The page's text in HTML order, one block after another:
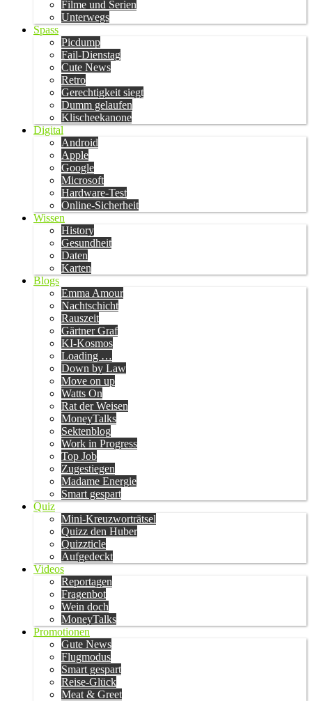
Filme und Serien
Unterwegs
Spass
Picdump
Fail-Dienstag
Cute News
Retro
Gerechtigkeit siegt
Dumm gelaufen
Klischeekanone
Digital
Android
Apple
Google
Microsoft
Hardware-Test
Online-Sicherheit
Wissen
History
Gesundheit
Daten
Karten
Blogs
Emma Amour
Nachtschicht
Rauszeit
Gärtner Graf
KI-Kosmos
Loading …
Down by Law
Move on up
Watts On
Rat der Weisen
MoneyTalks
Sektenblog
Work in Progress
Top Job
Zugestiegen
Madame Energie
Smart gespart
Quiz
Mini-Kreuzworträtsel
Quizz den Huber
Quizzticle
Aufgedeckt
Videos
Reportagen
Fragenbot
Wein doch
MoneyTalks
Promotionen
Gute News
Flugmodus
Smart gespart
Reise-Glück
Meat & Greet